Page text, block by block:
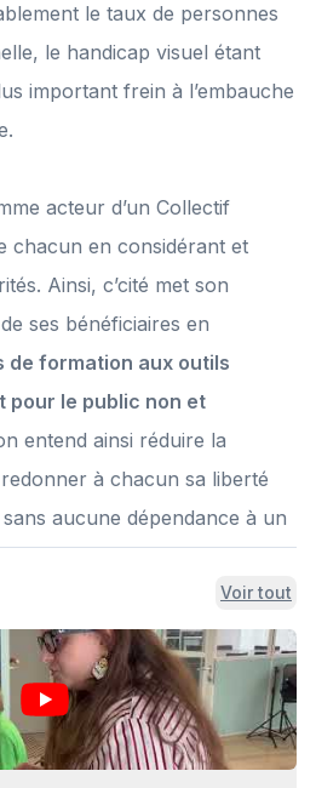
le taux de personnes
le handicap visuel étant
important frein à l’embauche
acteur d’un Collectif
chacun en considérant et
Ainsi, c’cité met son
ses bénéficiaires en
de formation aux outils
pour le public non et
entend ainsi réduire la
à chacun sa liberté
aucune dépendance à un
Voir tout